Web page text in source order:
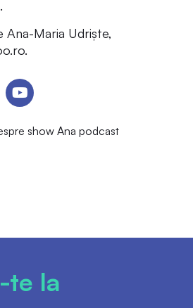
Ana-Maria Udriște,
te la